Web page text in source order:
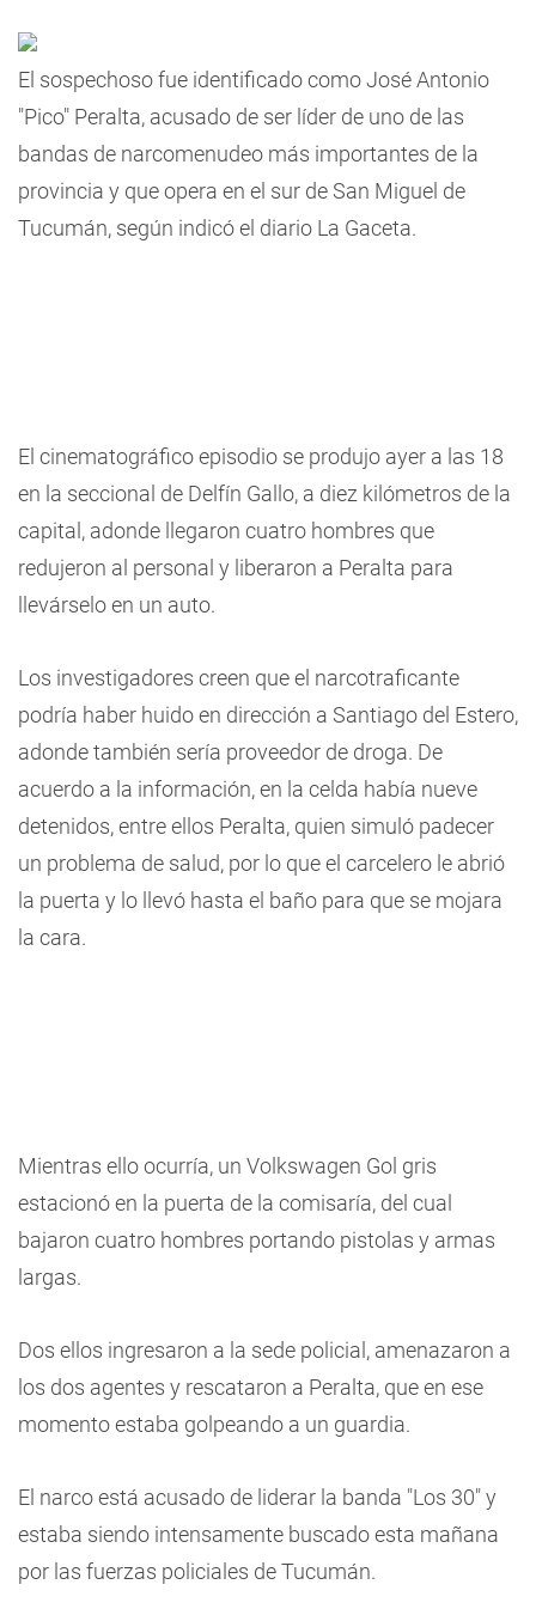
El sospechoso fue identificado como José Antonio
"Pico" Peralta, acusado de ser líder de uno de las
bandas de narcomenudeo más importantes de la
provincia y que opera en el sur de San Miguel de
Tucumán, según indicó el diario La Gaceta.
El cinematográfico episodio se produjo ayer a las 18
en la seccional de Delfín Gallo, a diez kilómetros de la
capital, adonde llegaron cuatro hombres que
redujeron al personal y liberaron a Peralta para
llevárselo en un auto.
Los investigadores creen que el narcotraficante
podría haber huido en dirección a Santiago del Estero,
adonde también sería proveedor de droga. De
acuerdo a la información, en la celda había nueve
detenidos, entre ellos Peralta, quien simuló padecer
un problema de salud, por lo que el carcelero le abrió
la puerta y lo llevó hasta el baño para que se mojara
la cara.
Mientras ello ocurría, un Volkswagen Gol gris
estacionó en la puerta de la comisaría, del cual
bajaron cuatro hombres portando pistolas y armas
largas.
Dos ellos ingresaron a la sede policial, amenazaron a
los dos agentes y rescataron a Peralta, que en ese
momento estaba golpeando a un guardia.
El narco está acusado de liderar la banda "Los 30" y
estaba siendo intensamente buscado esta mañana
por las fuerzas policiales de Tucumán.